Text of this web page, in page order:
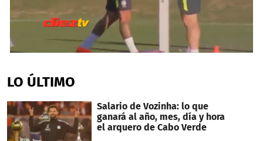
of
1
32
seconds
LO ÚLTIMO
Salario de Vozinha: lo que
ganará al año, mes, día y hora
el arquero de Cabo Verde